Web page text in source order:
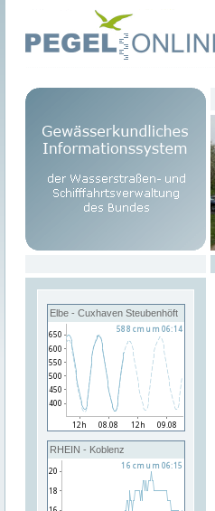
Elbe - Cuxhaven Steubenhöft
RHEIN - Koblenz